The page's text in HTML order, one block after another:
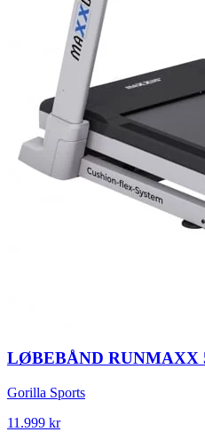
LØBEBÅND RUNMAXX
Gorilla Sports
11.999 kr